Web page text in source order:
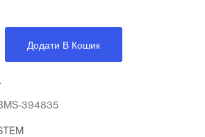
Захист України
Додати В Кошик
394835